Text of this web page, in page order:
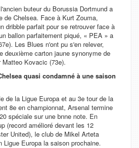
buteur du Borussia Dortmund a
de Chelsea. Face à Kurt Zouma,
dribble parfait pour se retrouver face à
ballon parfaitement piqué, « PEA » a
Les Blues n'ont pu s'en relever,
deuxième carton jaune synonyme de
Kovacic (73e).
quasi condamné à une saison
de la Ligue Europa et au 3e tour de la
8e en championnat, Arsenal termine
spéciale sur une bnne note. En
(record amélioré devant les 12
United), le club de Mikel Arteta
Ligue Europa la saison prochaine.